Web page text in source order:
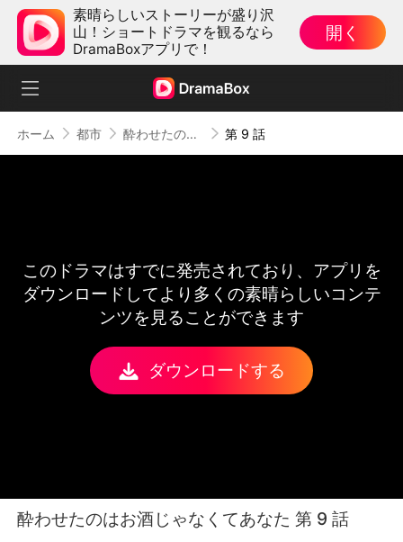
素晴らしいストーリーが盛り沢
山！ショートドラマを観るなら
DramaBoxアプリで！
開く
ホーム 都市 酔わせたのはお酒じゃなくてあなた 第 9 話
このドラマはすでに発売されており、アプリを
ダウンロードしてより多くの素晴らしいコンテ
ンツを見ることができます
ダウンロードする
酔わせたのはお酒じゃなくてあなた 第 9 話